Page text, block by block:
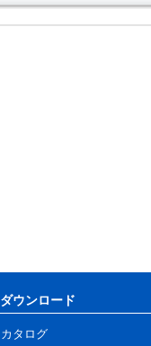
ダウンロード
カタログ